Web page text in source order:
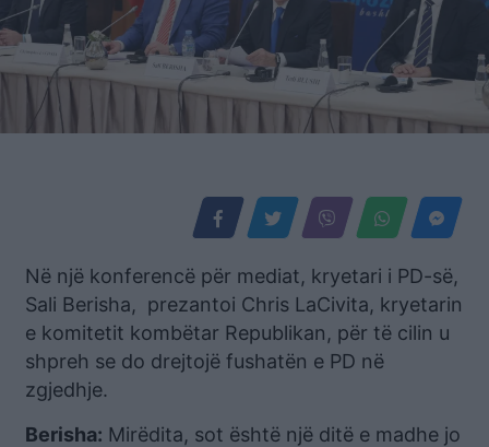
Në një konferencë për mediat, kryetari i PD-së,
Sali Berisha, prezantoi Chris LaCivita, kryetarin
e komitetit kombëtar Republikan, për të cilin u
shpreh se do drejtojë fushatën e PD në
zgjedhje.
Berisha: Mirëdita, sot është një ditë e madhe jo